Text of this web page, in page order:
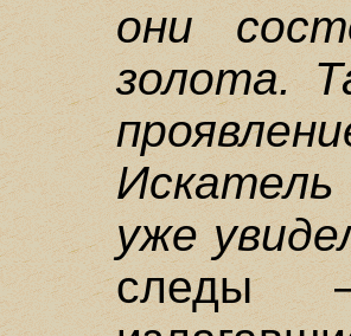
они
золота.
уже
следы